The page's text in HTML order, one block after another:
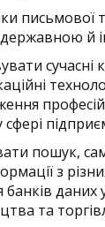
письмової
державною
сучасні
сфері
пошук,
з
даних
та